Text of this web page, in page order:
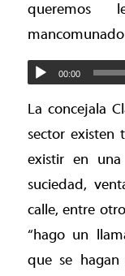
queremos
mancomunado
00:00
La concejala
sector existen
existir en una
suciedad,
calle, entre
“hago un
que se